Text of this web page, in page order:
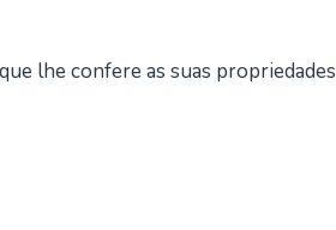
lhe confere as suas propriedades